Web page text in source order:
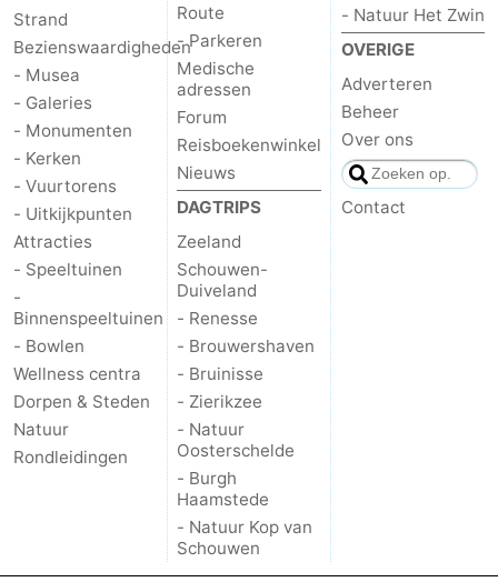
Strand
Bezienswaardigheden
- Musea
- Galeries
- Monumenten
- Kerken
- Vuurtorens
- Uitkijkpunten
Attracties
- Speeltuinen
-
Binnenspeeltuinen
- Bowlen
Wellness centra
Dorpen & Steden
Natuur
Rondleidingen
Route
- Parkeren
Medische
adressen
Forum
Reisboekenwinkel
Nieuws
DAGTRIPS
Zeeland
Schouwen-
Duiveland
- Renesse
- Brouwershaven
- Bruinisse
- Zierikzee
- Natuur
Oosterschelde
- Burgh
Haamstede
- Natuur Kop van
Schouwen
- Natuur Het Zwin
OVERIGE
Adverteren
Beheer
Over ons
Contact